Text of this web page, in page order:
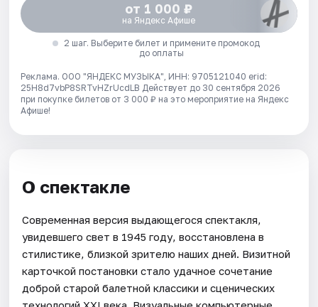
от 1 000 ₽
на Яндекс Афише
2 шаг. Выберите билет и примените промокод
до оплаты
Реклама. ООО "ЯНДЕКС МУЗЫКА", ИНН: 9705121040 erid:
25H8d7vbP8SRTvHZrUcdLB Действует до 30 сентября 2026
при покупке билетов от 3 000 ₽ на это мероприятие на Яндекс
Афише!
О спектакле
Современная версия выдающегося спектакля,
увидевшего свет в 1945 году, восстановлена в
стилистике, близкой зрителю наших дней. Визитной
карточкой постановки стало удачное сочетание
доброй старой балетной классики и сценических